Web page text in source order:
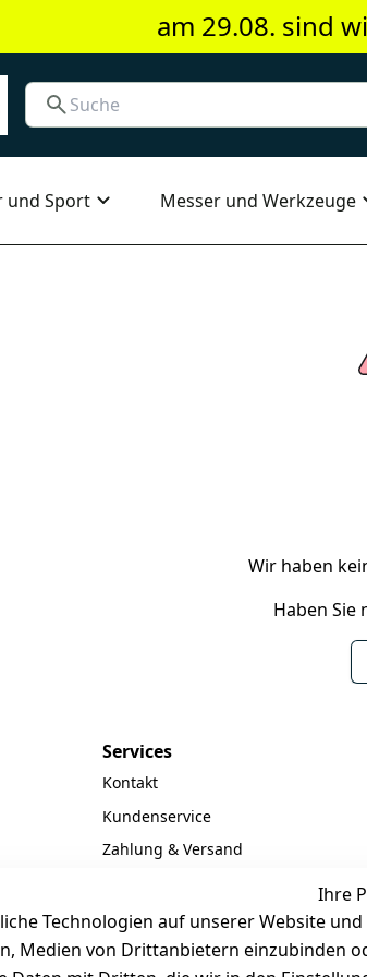
am 29.08. sind
und Sport Messer und Werkzeuge
Wir haben
Haben Sie
Ihre
Technologien auf unserer Website
Medien von Drittanbietern einzubinden
Services
Kontakt
Kundenservice
Zahlung & Versand
Newsletter
Unsere Partner